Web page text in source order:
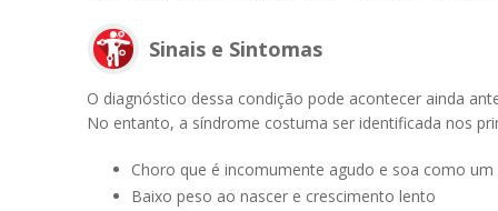
Sinais e Sintomas
O diagnóstico dessa condição pode acontecer ainda
No entanto, a síndrome costuma ser identificada nos
Choro que é incomumente agudo e soa como
Baixo peso ao nascer e crescimento lento